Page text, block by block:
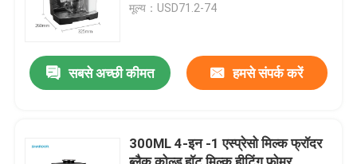
मूल्य：USD71.2-74
सबसे अच्छी कीमत हमसे संपर्क करें
300ML 4-इन -1 एस्प्रेसो मिल्क फ्रॉदर